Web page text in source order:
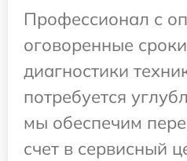
Профессионал с
оговоренные
диагностики
потребуется
мы обеспечим
счет в сервисный